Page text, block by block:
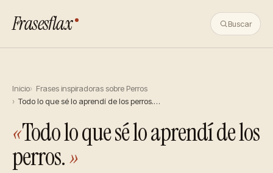
Frasesflax Buscar
Inicio
Frases inspiradoras sobre Perros
Todo lo que sé lo aprendí de los perros.…
«Todo lo que sé lo aprendí de los
perros.»